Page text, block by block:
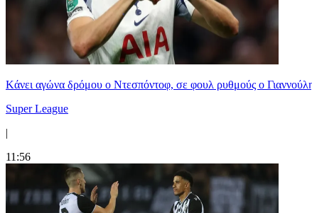
Kάνει αγώνα δρόμου ο Ντεσπόντοφ, σε φουλ ρυθμούς ο
Super League
|
11:56